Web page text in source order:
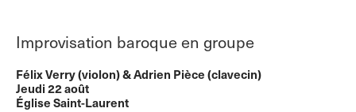
Improvisation baroque en groupe
Félix Verry (violon) & Adrien Pièce (clavecin)
Jeudi 22 août
Église Saint-Laurent